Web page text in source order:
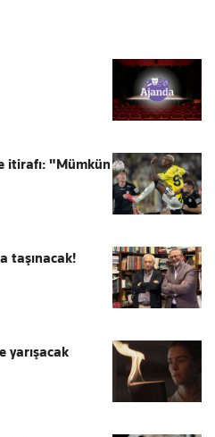
itirafı: "Mümkün
taşınacak!
yarışacak